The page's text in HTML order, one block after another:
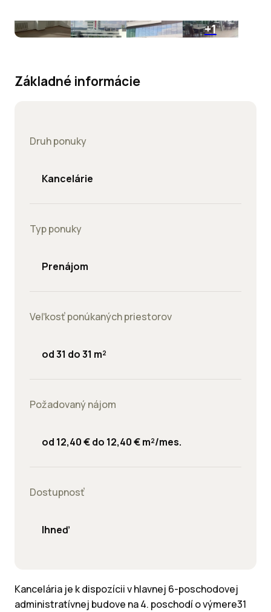
+1
Základné informácie
Druh ponuky
Kancelárie
Typ ponuky
Prenájom
Veľkosť ponúkaných priestorov
od 31 do 31 m²
Požadovaný nájom
od 12,40 € do 12,40 € m²/mes.
Dostupnosť
Ihneď
Kancelária je k dispozícii v hlavnej 6-poschodovej
administratívnej budove na 4. poschodí o výmere31